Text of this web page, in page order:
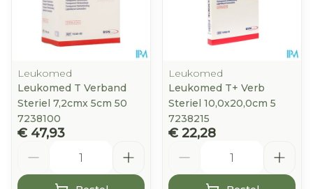
Leukomed
Leukomed T Verband
Steriel 7,2cmx 5cm 50
7238100
€ 47,93
Leukomed
Leukomed T+ Verb
Steriel 10,0x20,0cm 5
7238215
€ 22,28